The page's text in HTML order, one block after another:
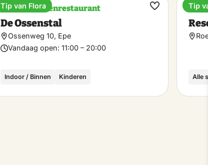
Pannenkoekenrestaurant
De Ossenstal
Ossenweg 10, Epe
Vandaag open: 11:00 – 20:00
Indoor / Binnen Kinderen
Tip van Flora
Maak
Alle
Tip